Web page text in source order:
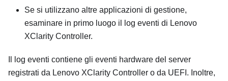
Se si utilizzano altre applicazioni di gestione,
esaminare in primo luogo il log eventi di Lenovo
XClarity Controller.
Il log eventi contiene gli eventi hardware del server
registrati da Lenovo XClarity Controller o da UEFI. Inoltre,